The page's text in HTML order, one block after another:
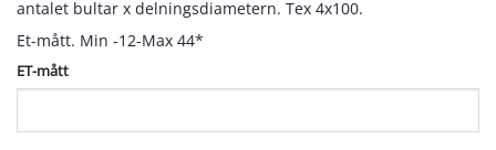
antalet bultar x delningsdiametern. Tex 4x100.
Et-mått. Min -12-Max 44*
ET-mått